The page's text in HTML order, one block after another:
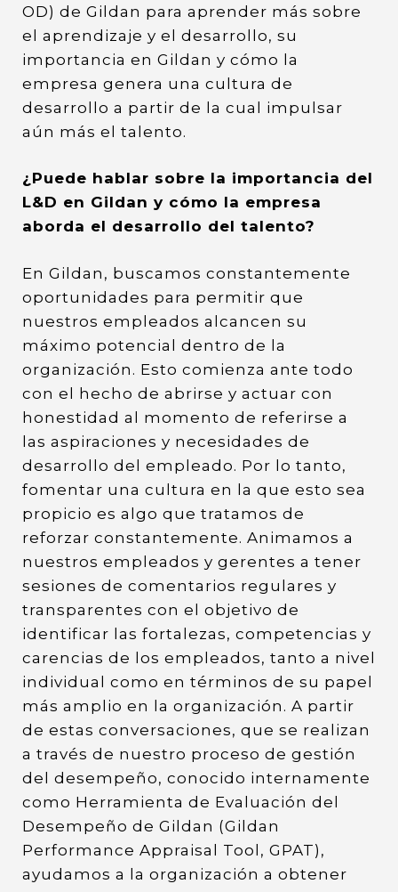
OD) de Gildan para aprender más sobre
el aprendizaje y el desarrollo, su
importancia en Gildan y cómo la
empresa genera una cultura de
desarrollo a partir de la cual impulsar
aún más el talento.
¿Puede hablar sobre la importancia del
L&D en Gildan y cómo la empresa
aborda el desarrollo del talento?
En Gildan, buscamos constantemente
oportunidades para permitir que
nuestros empleados alcancen su
máximo potencial dentro de la
organización. Esto comienza ante todo
con el hecho de abrirse y actuar con
honestidad al momento de referirse a
las aspiraciones y necesidades de
desarrollo del empleado. Por lo tanto,
fomentar una cultura en la que esto sea
propicio es algo que tratamos de
reforzar constantemente. Animamos a
nuestros empleados y gerentes a tener
sesiones de comentarios regulares y
transparentes con el objetivo de
identificar las fortalezas, competencias y
carencias de los empleados, tanto a nivel
individual como en términos de su papel
más amplio en la organización. A partir
de estas conversaciones, que se realizan
a través de nuestro proceso de gestión
del desempeño, conocido internamente
como Herramienta de Evaluación del
Desempeño de Gildan (Gildan
Performance Appraisal Tool, GPAT),
ayudamos a la organización a obtener